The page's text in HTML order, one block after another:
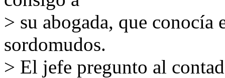
> su abogada, que conocía
sordomudos.
> El jefe pregunto al